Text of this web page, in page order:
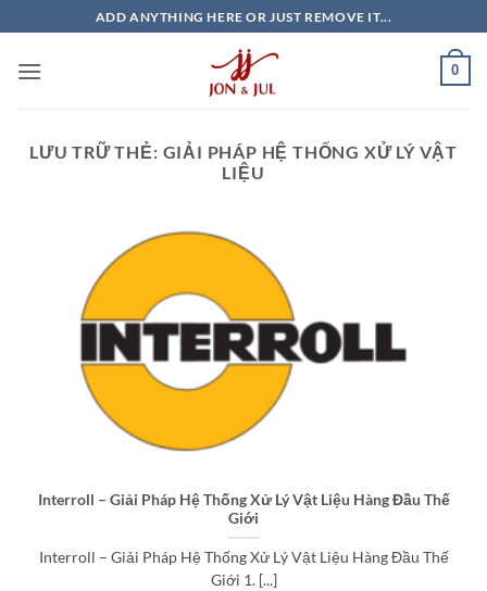
qua
nội
ADD ANYTHING HERE OR JUST REMOVE IT...
0
LƯU TRỮ THẺ: GIẢI PHÁP HỆ THỐNG XỬ LÝ VẬT
LIỆU
Interroll – Giải Pháp Hệ Thống Xử Lý Vật Liệu Hàng Đầu Thế
Giới
Interroll – Giải Pháp Hệ Thống Xử Lý Vật Liệu Hàng Đầu Thế
Giới 1. [...]